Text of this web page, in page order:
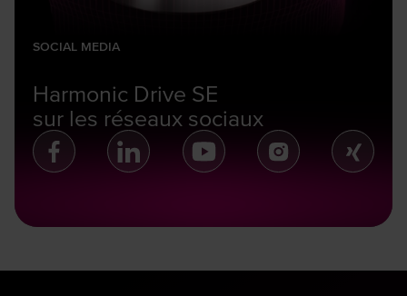
SOCIAL MEDIA
Harmonic Drive SE
sur les réseaux sociaux